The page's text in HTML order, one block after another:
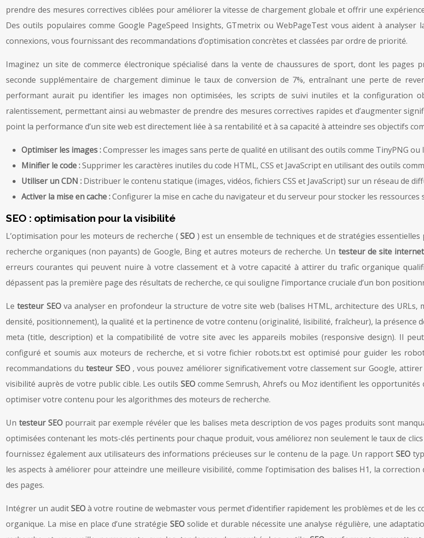
prendre des mesures correctives ciblées pour améliorer la vitesse de chargement globale et offrir une
Des outils populaires comme Google PageSpeed Insights, GTmetrix ou WebPageTest vous aident à
connexions, vous fournissant des recommandations d’optimisation concrètes et classées par ordre de priorité.
Imaginez un site de commerce électronique spécialisé dans la vente de chaussures de sport, dont les pages
seconde supplémentaire de chargement diminue le taux de conversion de 7%, entraînant une perte de
performant aurait pu identifier les images non optimisées, les scripts de suivi inutiles et la configuration
ralentissement, permettant ainsi au webmaster de prendre des mesures correctives rapides et d’augmenter
point la performance d’un site web est directement liée à sa rentabilité et à sa capacité à atteindre ses objectifs
Optimiser les images :Compresser les images sans perte de qualité en utilisant des outils comme TinyPNG ou
Minifier le code :Supprimer les caractères inutiles du code HTML, CSS et JavaScript en utilisant des outils
Utiliser un CDN : Distribuer le contenu statique (images, vidéos, fichiers CSS et JavaScript) sur un réseau de
Activer la mise en cache :Configurer la mise en cache du navigateur et du serveur pour stocker les
SEO : optimisation pour la visibilité
L’optimisation pour les moteurs de recherche (SEO ) est un ensemble de techniques et de stratégies
recherche organiques (non payants) de Google, Bing et autres moteurs de recherche. Un testeur de site internet
erreurs courantes qui peuvent nuire à votre classement et à votre capacité à attirer du trafic organique
dépassent pas la première page des résultats de recherche, ce qui souligne l’importance cruciale d’un bon
Letesteur SEO va analyser en profondeur la structure de votre site web (balises HTML, architecture des URLs,
densité, positionnement), la qualité et la pertinence de votre contenu (originalité, lisibilité, fraîcheur), la présence
meta (title, description) et la compatibilité de votre site avec les appareils mobiles (responsive design). Il
configuré et soumis aux moteurs de recherche, et si votre fichier robots.txt est optimisé pour guider les
recommandations dutesteur SEO , vous pouvez améliorer significativement votre classement sur Google,
visibilité auprès de votre public cible. Les outils SEO comme Semrush, Ahrefs ou Moz identifient les
optimiser votre contenu pour les algorithmes des moteurs de recherche.
Un testeur SEO pourrait par exemple révéler que les balises meta description de vos pages produits sont
optimisées contenant les mots-clés pertinents pour chaque produit, vous améliorez non seulement le taux de
fournissez également aux utilisateurs des informations précieuses sur le contenu de la page. Un rapportSEO
les aspects à améliorer pour atteindre une meilleure visibilité, comme l’optimisation des balises H1, la
des pages.
Intégrer un auditSEOà votre routine de webmaster vous permet d’identifier rapidement les problèmes et de les
organique. La mise en place d’une stratégie SEO solide et durable nécessite une analyse régulière, une